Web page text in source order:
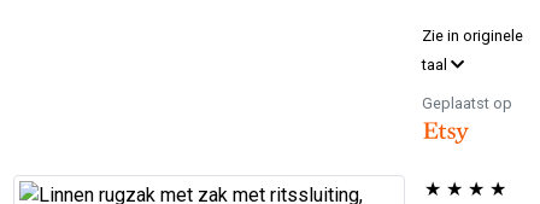
Zie in originele
taal
Geplaatst op
★ ★ ★ ★